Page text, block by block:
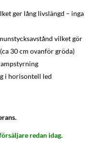
ger lång livslängd – inga
vilket gör
30 cm ovanför gröda)
i horisontell led
redan idag.